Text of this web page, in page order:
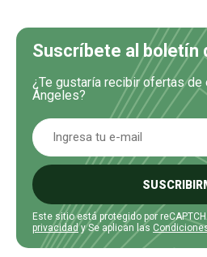
Suscríbete al boletín
¿Te gustaría recibir ofertas
Ángeles?
Este sitio está protegido por
privacidady Se aplican las